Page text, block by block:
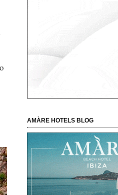
AMÀRE HOTELS BLOG